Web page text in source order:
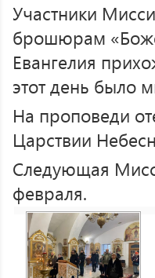
Участники
брошюрам
Евангелия
этот день было
На проповеди
Царствии
Следующая
февраля.